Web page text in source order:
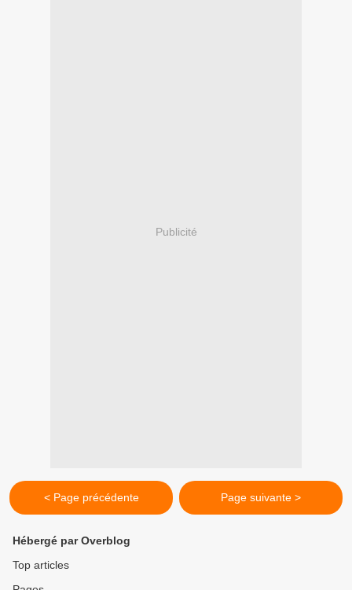
Publicité
< Page précédente Page suivante >
Hébergé par Overblog
Top articles